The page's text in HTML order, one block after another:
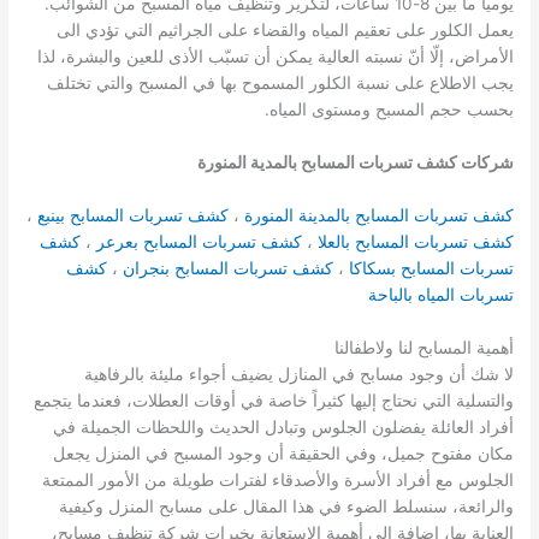
يومياً ما بين 8-10 ساعات، لتكرير وتنظيف مياه المسبح من الشوائب.
يعمل الكلور على تعقيم المياه والقضاء على الجراثيم التي تؤدي الى
الأمراض، إلّا أنّ نسبته العالية يمكن أن تسبّب الأذى للعين والبشرة، لذا
يجب الاطلاع على نسبة الكلور المسموح بها في المسبح والتي تختلف
بحسب حجم المسبح ومستوى المياه.
شركات كشف تسربات المسابح بالمدية المنورة
كشف تسربات المسابح بالمدينة المنورة ،كشف تسربات المسابح بينبع ،
كشف تسربات المسابح بالعلا ،كشف تسربات المسابح بعرعر ،كشف
تسربات المسابح بسكاكا ،كشف تسربات المسابح بنجران ، كشف
تسربات المياه بالباحة
أهمية المسابح لنا ولاطفالنا
لا شك أن وجود مسابح في المنازل يضيف أجواء مليئة بالرفاهية
والتسلية التي نحتاج إليها كثيراً خاصة في أوقات العطلات، فعندما يتجمع
أفراد العائلة يفضلون الجلوس وتبادل الحديث واللحظات الجميلة في
مكان مفتوح جميل، وفي الحقيقة أن وجود المسبح في المنزل يجعل
الجلوس مع أفراد الأسرة والأصدقاء لفترات طويلة من الأمور الممتعة
والرائعة، سنسلط الضوء في هذا المقال على مسابح المنزل وكيفية
العناية بها، إضافة إلى أهمية الاستعانة بخبرات شركة تنظيف مسابح،